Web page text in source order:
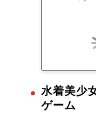
水着美少
ゲーム